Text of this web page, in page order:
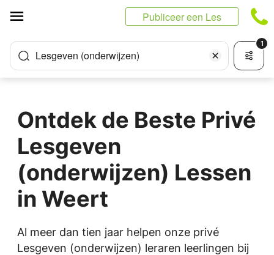
Publiceer een Les
Lesgeven (onderwijzen)
1
Ontdek de Beste Privé
Lesgeven
(onderwijzen) Lessen
in Weert
Al meer dan tien jaar helpen onze privé
Lesgeven (onderwijzen) leraren leerlingen bij